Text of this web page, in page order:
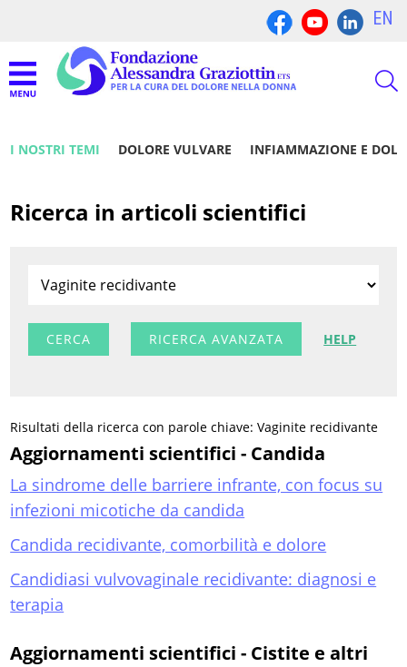
EN
I NOSTRI TEMI DOLORE VULVARE INFIAMMAZIONE E
Ricerca in articoli scientifici
RICERCA AVANZATA HELP
Risultati della ricerca con parole chiave: Vaginite recidivante
Aggiornamenti scientifici - Candida
La sindrome delle barriere infrante, con focus su
infezioni micotiche da candida
Candida recidivante, comorbilità e dolore
Candidiasi vulvovaginale recidivante: diagnosi e
terapia
Aggiornamenti scientifici - Cistite e altri